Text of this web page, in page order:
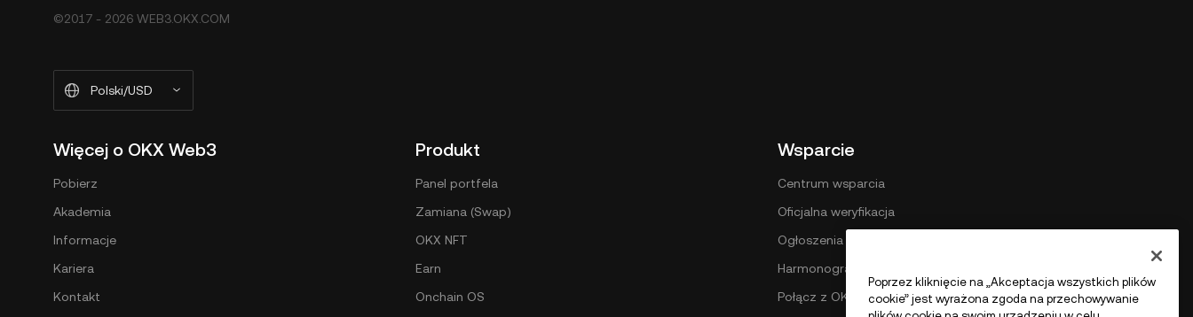
©2017 - 2026 WEB3.OKX.COM
Polski/USD
Więcej o OKX Web3
Pobierz
Akademia
Informacje
Kariera
Kontakt
Produkt
Panel portfela
Zamiana (Swap)
OKX NFT
Earn
Onchain OS
Wsparcie
Centrum wsparcia
Oficjalna weryfikacja
Ogłoszenia
Harmonogram opłat DEX
Połącz z OKX
Poprzez kliknięcie na „Akceptacja wszystkich plików
cookie” jest wyrażona zgoda na przechowywanie